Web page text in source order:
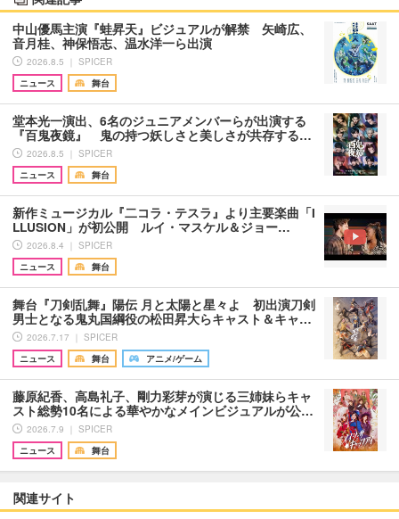
中山優馬主演『蛙昇天』ビジュアルが解禁 矢崎広、
音月桂、神保悟志、温水洋一ら出演
2026.8.5 ｜ SPICER
ニュース
舞台
堂本光一演出、6名のジュニアメンバーらが出演する
『百鬼夜鏡』 鬼の持つ妖しさと美しさが共存する…
2026.8.5 ｜ SPICER
ニュース
舞台
新作ミュージカル『二コラ・テスラ』より主要楽曲「I
LLUSION」が初公開 ルイ・マスケル＆ジョー…
2026.8.4 ｜ SPICER
ニュース
舞台
舞台『刀剣乱舞』陽伝 月と太陽と星々よ 初出演刀剣
男士となる鬼丸国綱役の松田昇大らキャスト＆キャ…
2026.7.17 ｜ SPICER
ニュース
舞台 アニメ/ゲーム
藤原紀香、高島礼子、剛力彩芽が演じる三姉妹らキャ
スト総勢10名による華やかなメインビジュアルが公…
2026.7.9 ｜ SPICER
ニュース
舞台
関連サイト